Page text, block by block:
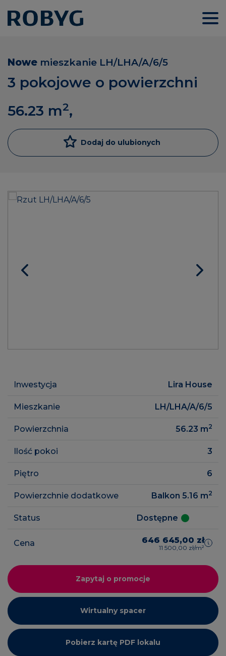
Nowe mieszkanie LH/LHA/A/6/5
3 pokojowe o powierzchni
56.23 m2,
Dodaj do ulubionych
Inwestycja Lira House
Mieszkanie LH/LHA/A/6/5
Powierzchnia 56.23 m2
Ilość pokoi 3
Piętro 6
Powierzchnie dodatkowe Balkon 5.16 m2
Status Dostępne
Cena 646 645,00 zł
11 500,00 zł/m²
Zapytaj o promocje
Wirtualny spacer
Pobierz kartę PDF lokalu